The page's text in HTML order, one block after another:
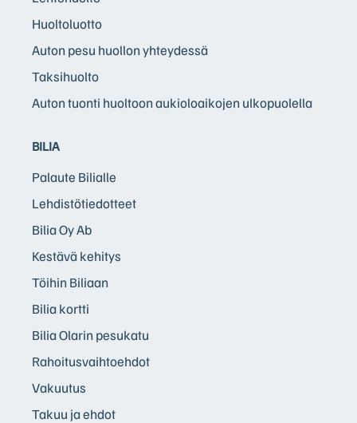
Huoltoluotto
Auton pesu huollon yhteydessä
Taksihuolto
Auton tuonti huoltoon aukioloaikojen ulkopuolella
BILIA
Palaute Bilialle
Lehdistötiedotteet
Bilia Oy Ab
Kestävä kehitys
Töihin Biliaan
Bilia kortti
Bilia Olarin pesukatu
Rahoitusvaihtoehdot
Vakuutus
Takuu ja ehdot